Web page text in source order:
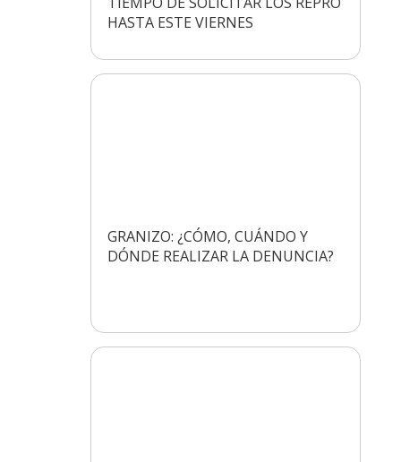
HASTA ESTE VIERNES
GRANIZO: ¿CÓMO, CUÁNDO Y
DÓNDE REALIZAR LA DENUNCIA?